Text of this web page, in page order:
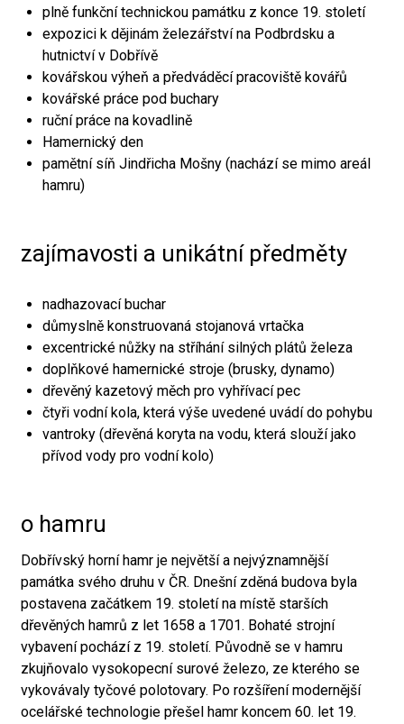
plně funkční technickou památku z konce 19. století
expozici k dějinám železářství na Podbrdsku a
hutnictví v Dobřívě
kovářskou výheň a předváděcí pracoviště kovářů
kovářské práce pod buchary
ruční práce na kovadlině
Hamernický den
pamětní síň Jindřicha Mošny (nachází se mimo areál
hamru)
zajímavosti a unikátní předměty
nadhazovací buchar
důmyslně konstruovaná stojanová vrtačka
excentrické nůžky na stříhání silných plátů železa
doplňkové hamernické stroje (brusky, dynamo)
dřevěný kazetový měch pro vyhřívací pec
čtyři vodní kola, která výše uvedené uvádí do pohybu
vantroky (dřevěná koryta na vodu, která slouží jako
přívod vody pro vodní kolo)
o hamru
Dobřívský horní hamr je největší a nejvýznamnější
památka svého druhu v ČR. Dnešní zděná budova byla
postavena začátkem 19. století na místě starších
dřevěných hamrů z let 1658 a 1701. Bohaté strojní
vybavení pochází z 19. století. Původně se v hamru
zkujňovalo vysokopecní surové železo, ze kterého se
vykovávaly tyčové polotovary. Po rozšíření modernější
ocelářské technologie přešel hamr koncem 60. let 19.